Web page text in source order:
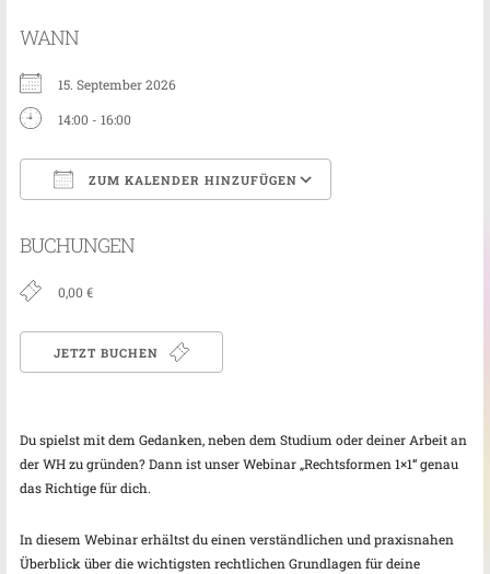
WANN
15. September 2026
14:00 - 16:00
ZUM KALENDER HINZUFÜGEN
BUCHUNGEN
0,00 €
JETZT BUCHEN
Du spielst mit dem Gedanken, neben dem Studium oder deiner Arbeit an
der WH zu gründen? Dann ist unser Webinar „Rechtsformen 1×1“ genau
das Richtige für dich.
In diesem Webinar erhältst du einen verständlichen und praxisnahen
Überblick über die wichtigsten rechtlichen Grundlagen für deine